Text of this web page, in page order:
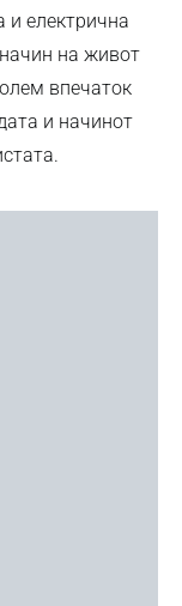
и електрична
на живот
впечаток
и начинот